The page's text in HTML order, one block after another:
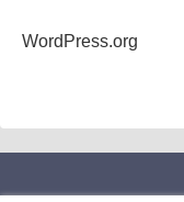
WordPress.org